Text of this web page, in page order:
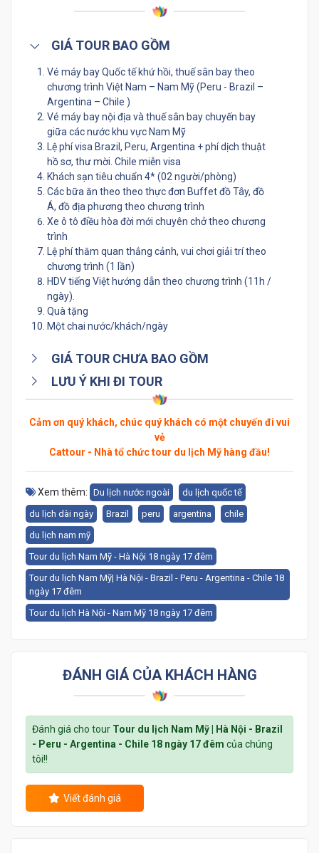
GIÁ TOUR BAO GỒM
Vé máy bay Quốc tế khứ hồi, thuế sân bay theo
chương trình Việt Nam – Nam Mỹ (Peru - Brazil –
Argentina – Chile )
Vé máy bay nội địa và thuế sân bay chuyến bay
giữa các nước khu vực Nam Mỹ
Lệ phí visa Brazil, Peru, Argentina + phí dịch thuật
hồ sơ, thư mời. Chile miễn visa
Khách sạn tiêu chuẩn 4* (02 người/phòng)
Các bữa ăn theo theo thực đơn Buffet đồ Tây, đồ
Á, đồ địa phương theo chương trình
Xe ô tô điều hòa đời mới chuyên chở theo chương
trình
Lệ phí thăm quan thắng cảnh, vui chơi giải trí theo
chương trình (1 lần)
HDV tiếng Việt hướng dẫn theo chương trình (11h /
ngày).
Quà tặng
Một chai nước/khách/ngày
GIÁ TOUR CHƯA BAO GỒM
LƯU Ý KHI ĐI TOUR
Cảm ơn quý khách, chúc quý khách có một chuyến đi vui
vẻ
Cattour - Nhà tổ chức tour du lịch Mỹ hàng đầu!
Xem thêm: Du lịch nước ngoài
du lịch quốc tế
du lịch dài ngày
Brazil peru argentina
chile
du lịch nam mỹ
Tour du lịch Nam Mỹ - Hà Nội 18 ngày 17 đêm
Tour du lịch Nam Mỹ| Hà Nội - Brazil - Peru - Argentina - Chile 18
ngày 17 đêm
Tour du lịch Hà Nội - Nam Mỹ 18 ngày 17 đêm
ĐÁNH GIÁ CỦA KHÁCH HÀNG
Đánh giá cho tour Tour du lịch Nam Mỹ | Hà Nội - Brazil
- Peru - Argentina - Chile 18 ngày 17 đêm của chúng
tôi!!
Viết đánh giá